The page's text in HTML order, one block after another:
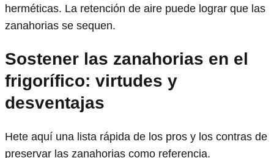
herméticas. La retención de aire puede lograr que las
zanahorias se sequen.
Sostener las zanahorias en el
frigorífico: virtudes y
desventajas
Hete aquí una lista rápida de los pros y los contras de
preservar las zanahorias como referencia.